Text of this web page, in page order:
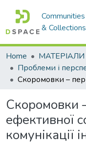
Communities
& Collections
Home
Скоромовки
ефективної
комунікації